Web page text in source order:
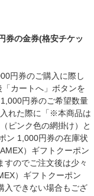
券の金券(格安チケッ
円券のご購入に際し
カートへ」ボタンを
円券のご希望数量
れた際に「※本商品は
ピンク色の網掛け）と
ン 1,000円券の在庫状
）ギフトクーポン
すのでご注文後は少々
）ギフトクーポン
入できない場合もござ